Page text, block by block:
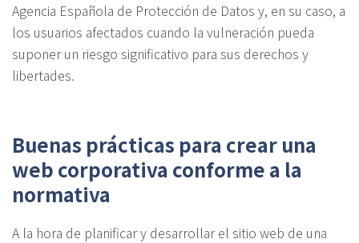
Agencia Española de Protección de Datos y, en su caso, a
los usuarios afectados cuando la vulneración pueda
suponer un riesgo significativo para sus derechos y
libertades.
Buenas prácticas para crear una
web corporativa conforme a la
normativa
A la hora de planificar y desarrollar el sitio web de una